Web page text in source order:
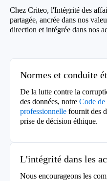
Chez Criteo, l'Intégrité des
partagée, ancrée dans nos
direction et intégrée dans nos
Normes et conduite
De la lutte contre la
des données, notre Code
professionnelle fournit des
prise de décision éthique.
L'intégrité dans les
Nous encourageons les